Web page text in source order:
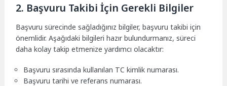
2. Başvuru Takibi İçin Gerekli Bilgiler
Başvuru sürecinde sağladığınız bilgiler, başvuru takibi için
önemlidir. Aşağıdaki bilgileri hazır bulundurmanız, süreci
daha kolay takip etmenize yardımcı olacaktır:
Başvuru sırasında kullanılan TC kimlik numarası.
Başvuru tarihi ve referans numarası.